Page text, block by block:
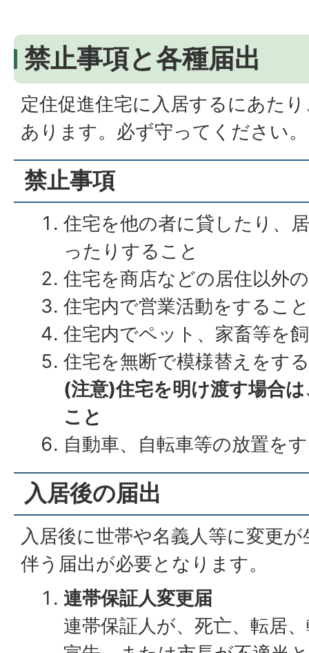
禁止事項と各種届出
定住促進住宅に入居するにあた
あります。必ず守ってください。
禁止事項
住宅を他の者に貸したり、
ったりすること
住宅を商店などの居住以外
住宅内で営業活動をすること
住宅内でペット、家畜等を
住宅を無断で模様替えをす
(注意)住宅を明け渡す場合
こと
自動車、自転車等の放置を
入居後の届出
入居後に世帯や名義人等に変更
伴う届出が必要となります。
連帯保証人変更届
連帯保証人が、死亡、転居